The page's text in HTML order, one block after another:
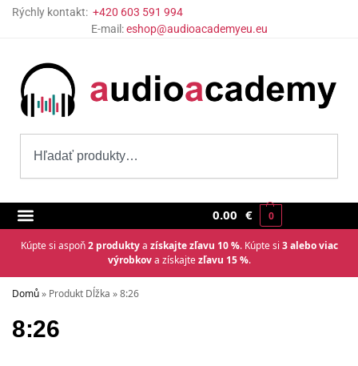
Rýchly kontakt: +420 603 591 994
E-mail:eshop@audioacademyeu.eu
0.00 € 0
Kúpte si aspoň2 produktya získajte zľavu 10 %. Kúpte si 3 alebo viac
výrobkova získajtezľavu 15 %.
Domů» Produkt Dĺžka »8:26
8:26